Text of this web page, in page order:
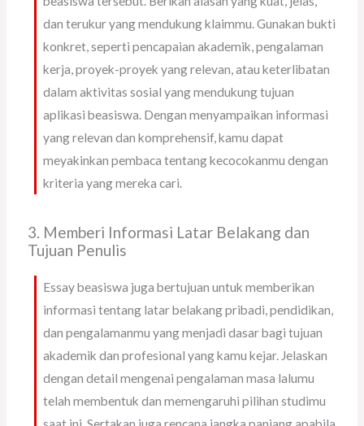
dan terukur yang mendukung klaimmu. Gunakan bukti
konkret, seperti pencapaian akademik, pengalaman
kerja, proyek-proyek yang relevan, atau keterlibatan
dalam aktivitas sosial yang mendukung tujuan
aplikasi beasiswa. Dengan menyampaikan informasi
yang relevan dan komprehensif, kamu dapat
meyakinkan pembaca tentang kecocokanmu dengan
kriteria yang mereka cari.
3. Memberi Informasi Latar Belakang dan
Tujuan Penulis
Essay beasiswa juga bertujuan untuk memberikan
informasi tentang latar belakang pribadi, pendidikan,
dan pengalamanmu yang menjadi dasar bagi tujuan
akademik dan profesional yang kamu kejar. Jelaskan
dengan detail mengenai pengalaman masa lalumu
telah membentuk dan memengaruhi pilihan studimu